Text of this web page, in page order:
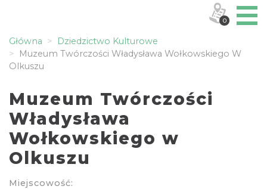
Główna
Dziedzictwo Kulturowe
Muzeum Twórczości Władysława Wołkowskiego W
Olkuszu
Muzeum Twórczości
Władysława
Wołkowskiego w
Olkuszu
Miejscowość:
0